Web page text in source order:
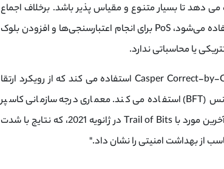
دهد تا بسیار متنوع و مقیاس پذیر باشد. برخلاف اجماع
(PoW) که توسط بلاکچین بیت‌ کوین استفاده می‌شود، PoS برای انجام اعتبارسنجی‌ها و افزودن بلوک‌
یا محاسباتی ندارد.
کاسپر همچنین از مشخصات Casper Correct-by-Construction (CBC) استفاده می کند که از رویکرد ارتقا
یافته ای برای برنامه های کاربردی تحمل خطا بیزانس (BFT) استفاده می کند. معماری درجه سازمانی کاسپر
ممیزی های امنیتی متعددی را تکمیل کرده است، آخرین مورد با Trail of Bits در ژانویه 2021، که نتایج با شدت
از بهداشت امنیتی را نشان داد."